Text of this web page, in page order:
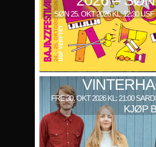
SØN 25. OKT 2026 KL: 12:30
FRE 30. OKT 2026 KL: 21:00
KJØP